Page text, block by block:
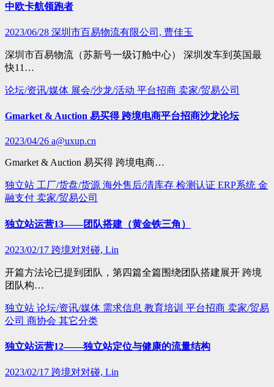
中欧卡航领跑者
2023/06/28 深圳市百易物流有限公司, 曹佳玉
深圳市百易物流（苏新号一级订舱中心） 深圳发车到英国最
快11…
论坛/资讯/媒体 展会/沙龙/活动 平台招商 卖家/贸易公司
Gmarket & Auction 易买得 跨境电商平台招商沙龙论坛
2023/04/26 a@uxup.cn
Gmarket & Auction 易买得 跨境电商…
独立站 工厂/货盘/货源 海外售后/清库存 检测认证 ERP系统 金
融支付 卖家/贸易公司
独立站运营13——团队搭建（黄金铁三角）
2023/02/17 跨境对对碰, Lin
开篇方法论已提到团队，第四篇全篇围绕团队搭建展开 跨境
团队构…
独立站 论坛/资讯/媒体 需求信息 教育培训 平台招商 卖家/贸易
公司 商协会 其它分类
独立站运营12——独立站定位与健康的流量结构
2023/02/17 跨境对对碰, Lin